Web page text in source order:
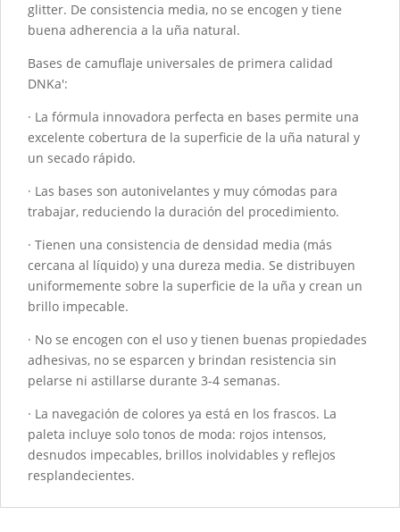
30ML
cantidad
glitter. De consistencia media, no se encogen y tiene
buena adherencia a la uña natural.
Bases de camuflaje universales de primera calidad
DNKa':
· La fórmula innovadora perfecta en bases permite una
excelente cobertura de la superficie de la uña natural y
un secado rápido.
· Las bases son autonivelantes y muy cómodas para
trabajar, reduciendo la duración del procedimiento.
· Tienen una consistencia de densidad media (más
cercana al líquido) y una dureza media. Se distribuyen
uniformemente sobre la superficie de la uña y crean un
brillo impecable.
· No se encogen con el uso y tienen buenas propiedades
adhesivas, no se esparcen y brindan resistencia sin
pelarse ni astillarse durante 3-4 semanas.
· La navegación de colores ya está en los frascos. La
paleta incluye solo tonos de moda: rojos intensos,
desnudos impecables, brillos inolvidables y reflejos
resplandecientes.